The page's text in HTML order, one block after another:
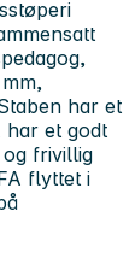
har et
har et godt
frivillig
flyttet i